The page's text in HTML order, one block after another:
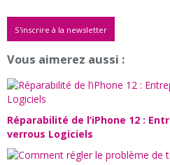
S'inscrire à la newsletter
Vous aimerez aussi :
Réparabilité de l’iPhone 12 :
verrous Logiciels